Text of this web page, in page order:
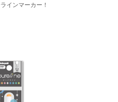
インマーカー！